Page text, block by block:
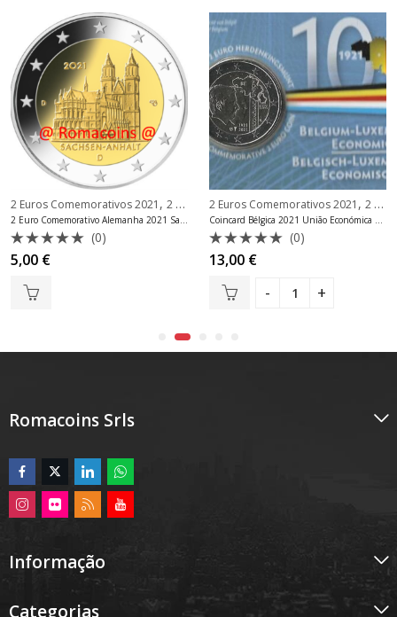
2 Euros Comemorativos 2021 , 2 Euros Comemorativos Alemanha
2 Euro Comemorativo Alemanha 2021 Saxónia-Anhalt Casa da Moeda F
Avaliação
0
de
(0)
5,00 €
2 Euros Comemorativos 2021 , 2 Euros Comemorativos Bélgica
Coincard Bélgica 2021 União Económica Língua neerlandesa
Avaliação
0
de
(0)
13,00 €
Romacoins Srls
Informação
Categorias